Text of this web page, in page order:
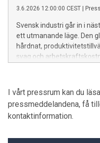
3.6.2026 12:00:00 CEST
Svensk industri går in i
ett utmanande läge. Den
hårdnat,
svag och
följd. Återhämtningen av
har därför återigen skjutits
I vårt pressrum kan du
pressmeddelandena, få
kontaktinformation.